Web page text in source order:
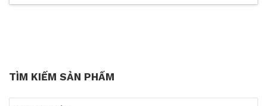
TÌM KIẾM SẢN PHẨM